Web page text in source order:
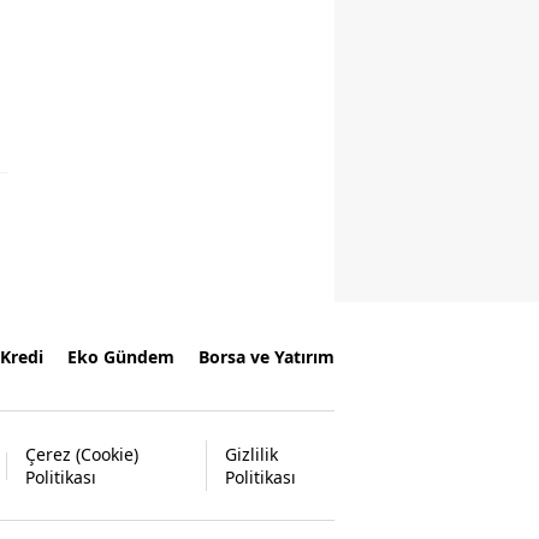
Kredi Eko Gündem Borsa ve Yatırım
Çerez (Cookie)
Politikası
Gizlilik
Politikası